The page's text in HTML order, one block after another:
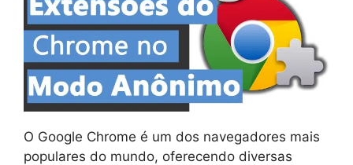
O Google Chrome é um dos navegadores mais
populares do mundo, oferecendo diversas